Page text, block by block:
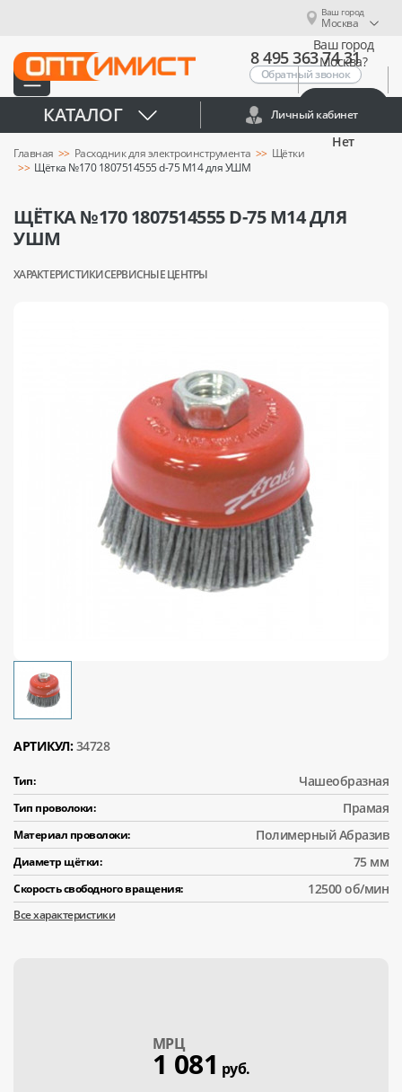
Ваш город
Москва
Ваш город
Москва?
Нет
8 495 363 74 31
Обратный звонок
КАТАЛОГ Личный кабинет
Главная Расходник для электроинструмента
Щётки
Щётка №170 1807514555 d-75 M14 для УШМ
ЩЁТКА №170 1807514555 D-75 M14 ДЛЯ
УШМ
ХАРАКТЕРИСТИКИСЕРВИСНЫЕ ЦЕНТРЫ
АРТИКУЛ: 34728
Тип: Чашеобразная
Тип проволоки: Прамая
Материал проволоки: Полимерный Абразив
Диаметр щётки: 75 мм
Скорость свободного вращения: 12500 об/мин
Все характеристики
МPЦ
1 081 руб.